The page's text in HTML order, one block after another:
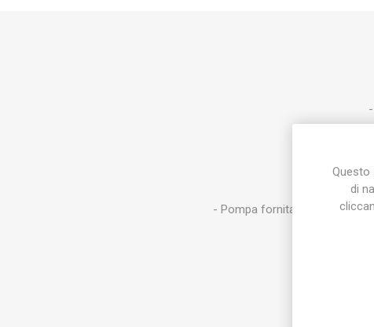
- Pompa fornita con 2
Questo
di